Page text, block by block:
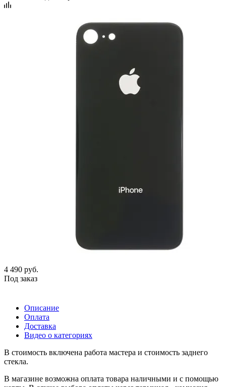
4 490 руб.
Под заказ
Описание
Оплата
Доставка
Видео о категориях
В стоимость включена работа мастера и стоимость заднего
стекла.
В магазине возможна оплата товара наличными и с помощью